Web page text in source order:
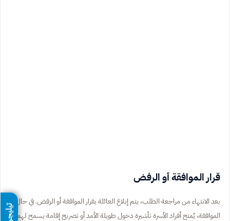
قرار الموافقة أو الرفض
بعد الانتهاء من مراجعة الطلب، يتم إبلاغ العائلة بقرار الموافقة أو الرفض. في حال
الموافقة، يُمنح أفراد الأسرة تأشيرة دخول طويلة الأمد أو تصريح إقامة يسمح لهم